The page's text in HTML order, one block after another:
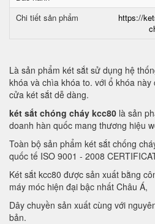
Chi tiết sản phẩm
https://
Là sản phẩm két sắt sử dụng hệ
khóa và chìa khóa to. với ổ khóa
cửa két sắt dễ dàng.
két sắt chóng cháy kcc80 là sản
doanh hàn quốc mang thương hiệu
Toàn bộ sản phẩm két sắt chống
quốc tế ISO 9001 - 2008
Két sắt kcc80 được sản xuất bằng
máy móc hiện đại bậc nhất Châu Á,
Dây chuyền sản xuất cùng với
bản.